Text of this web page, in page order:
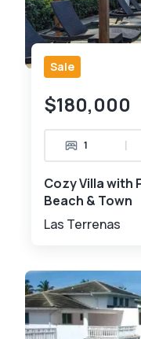
Sale
$180,000
1 |
Cozy Villa with
Beach & Town
Las Terrenas